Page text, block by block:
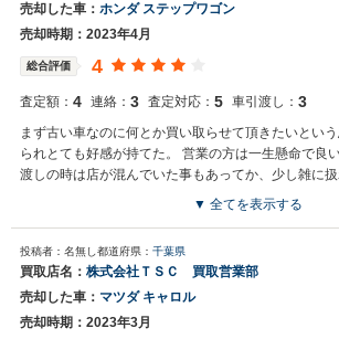
んのお客様に喜んで頂けるように精進していきた
ので、また次回ご売却の際は是非とも宜しくお願
売却した車： ホンダ ステップワゴン
売却時期：2023年4月
総合評価 4
査定額： 4 連絡： 3 査定対応： 5 車引渡し： 3
まず古い車なのに何とか買い取らせて頂きたいとい
られとても好感が持てた。 営業の方は一生懸命で良
渡しの時は店が混んでいた事もあってか、少し雑に
が長かったのがちょっと残念だった。
買取店からの返信
この度は、大切なお車のご売却ありがとうござい
定について高評価頂いた事を大変嬉しく思います
んのお客様に喜んで頂けるように精進していきた
ので、また次回ご売却の際は是非とも宜しくお願
▼ 全てを表示する
投稿者：名無し 都道府県： 千葉県
買取店名： 株式会社ＴＳＣ 買取営業部
売却した車： マツダ キャロル
売却時期：2023年3月